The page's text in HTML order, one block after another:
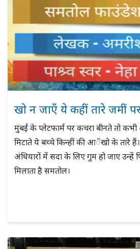
खो न जाएँ ये कहीं तारे जमीं
मुंबई के प्लेटफार्म पर कचरा बीनते तो
मिटाते ये बच्चे किन्हीं की आॅखो के तारे
अंधियारों में सदा के लिए गुम हो जाए उन्हें
मिलाता है समतोल।